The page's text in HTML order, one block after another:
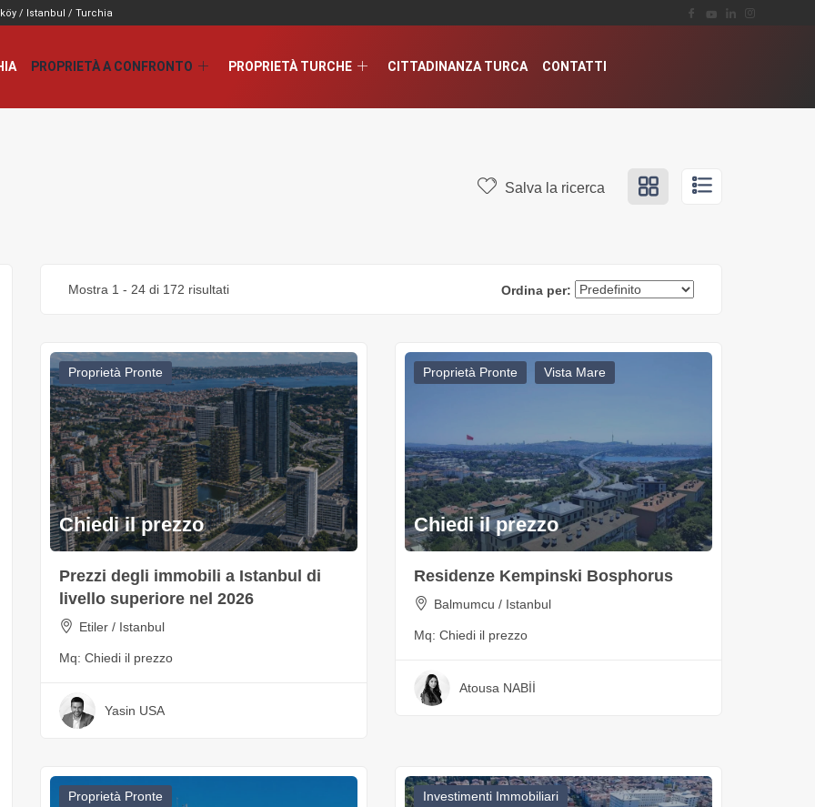
/ Istanbul / Turchia
PROPRIETÀ A CONFRONTO PROPRIETÀ TURCHE CITTADINANZA TURCA CONTATTI
Salva la ricerca
Mostra 1 - 24di 172 risultati Ordina per:
Proprietà Pronte
Chiedi il prezzo
Prezzi degli immobili a Istanbul di
livello superiore nel 2026
Etiler / Istanbul
Mq: Chiedi il prezzo
Yasin USA
Proprietà Pronte Vista Mare
Chiedi il prezzo
Residenze Kempinski Bosphorus
Balmumcu / Istanbul
Mq: Chiedi il prezzo
Atousa NABİİ
Proprietà Pronte Investimenti Immobiliari